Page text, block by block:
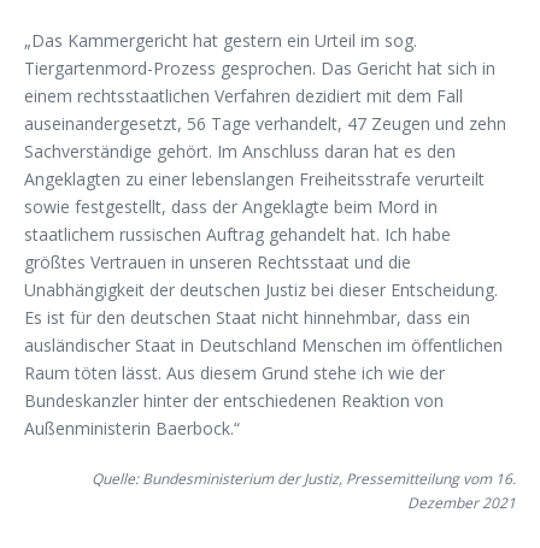
„Das Kammergericht hat gestern ein Urteil im sog.
Tiergartenmord-Prozess gesprochen. Das Gericht hat sich in
einem rechtsstaatlichen Verfahren dezidiert mit dem Fall
auseinandergesetzt, 56 Tage verhandelt, 47 Zeugen und zehn
Sachverständige gehört. Im Anschluss daran hat es den
Angeklagten zu einer lebenslangen Freiheitsstrafe verurteilt
sowie festgestellt, dass der Angeklagte beim Mord in
staatlichem russischen Auftrag gehandelt hat. Ich habe
größtes Vertrauen in unseren Rechtsstaat und die
Unabhängigkeit der deutschen Justiz bei dieser Entscheidung.
Es ist für den deutschen Staat nicht hinnehmbar, dass ein
ausländischer Staat in Deutschland Menschen im öffentlichen
Raum töten lässt. Aus diesem Grund stehe ich wie der
Bundeskanzler hinter der entschiedenen Reaktion von
Außenministerin Baerbock.“
Quelle: Bundesministerium der Justiz, Pressemitteilung vom 16.
Dezember 2021